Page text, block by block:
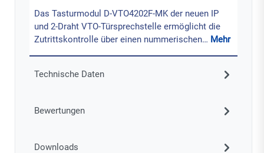
Das Tasturmodul D-VTO4202F-MK der neuen IP
und 2-Draht VTO-Türsprechstelle ermöglicht die
Zutrittskontrolle über einen nummerischen… Mehr
Technische Daten
Bewertungen
Downloads